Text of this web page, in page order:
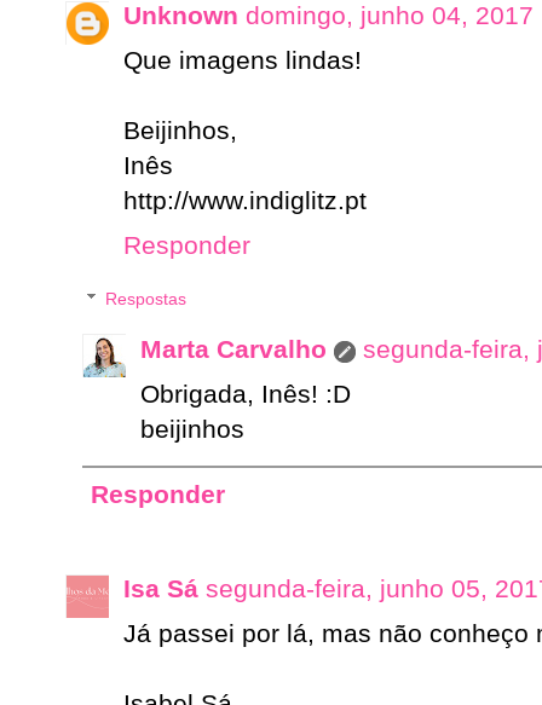
Unknown domingo, junho 04, 2017
Que imagens lindas!
Beijinhos,
Inês
http://www.indiglitz.pt
Responder
Respostas
Marta Carvalho
segunda-feira,
Obrigada, Inês! :D
beijinhos
Responder
Isa Sá segunda-feira, junho 05,
Já passei por lá, mas não conheço